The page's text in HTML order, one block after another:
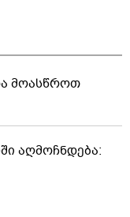
მოასწროთ
აღმოჩნდება: